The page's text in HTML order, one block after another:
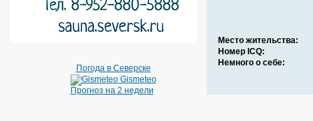
Погода в Северске
Gismeteo
Прогноз на 2 недели
Место жительства:
Номер ICQ:
Немного о себе: